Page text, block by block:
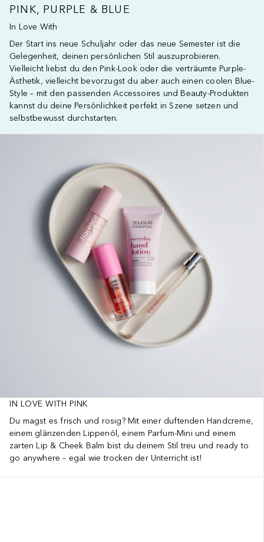
PINK, PURPLE & BLUE
In Love With
Der Start ins neue Schuljahr oder das neue Semester ist die
Gelegenheit, deinen persönlichen Stil auszuprobieren.
Vielleicht liebst du den Pink-Look oder die verträumte Purple-
Ästhetik, vielleicht bevorzugst du aber auch einen coolen Blue-
Style – mit den passenden Accessoires und Beauty-Produkten
kannst du deine Persönlichkeit perfekt in Szene setzen und
selbstbewusst durchstarten.
Überspringen
IN LOVE WITH PINK
Du magst es frisch und rosig? Mit einer duftenden Handcreme,
einem glänzenden Lippenöl, einem Parfum-Mini und einem
zarten Lip & Cheek Balm bist du deinem Stil treu und ready to
go anywhere – egal wie trocken der Unterricht ist!